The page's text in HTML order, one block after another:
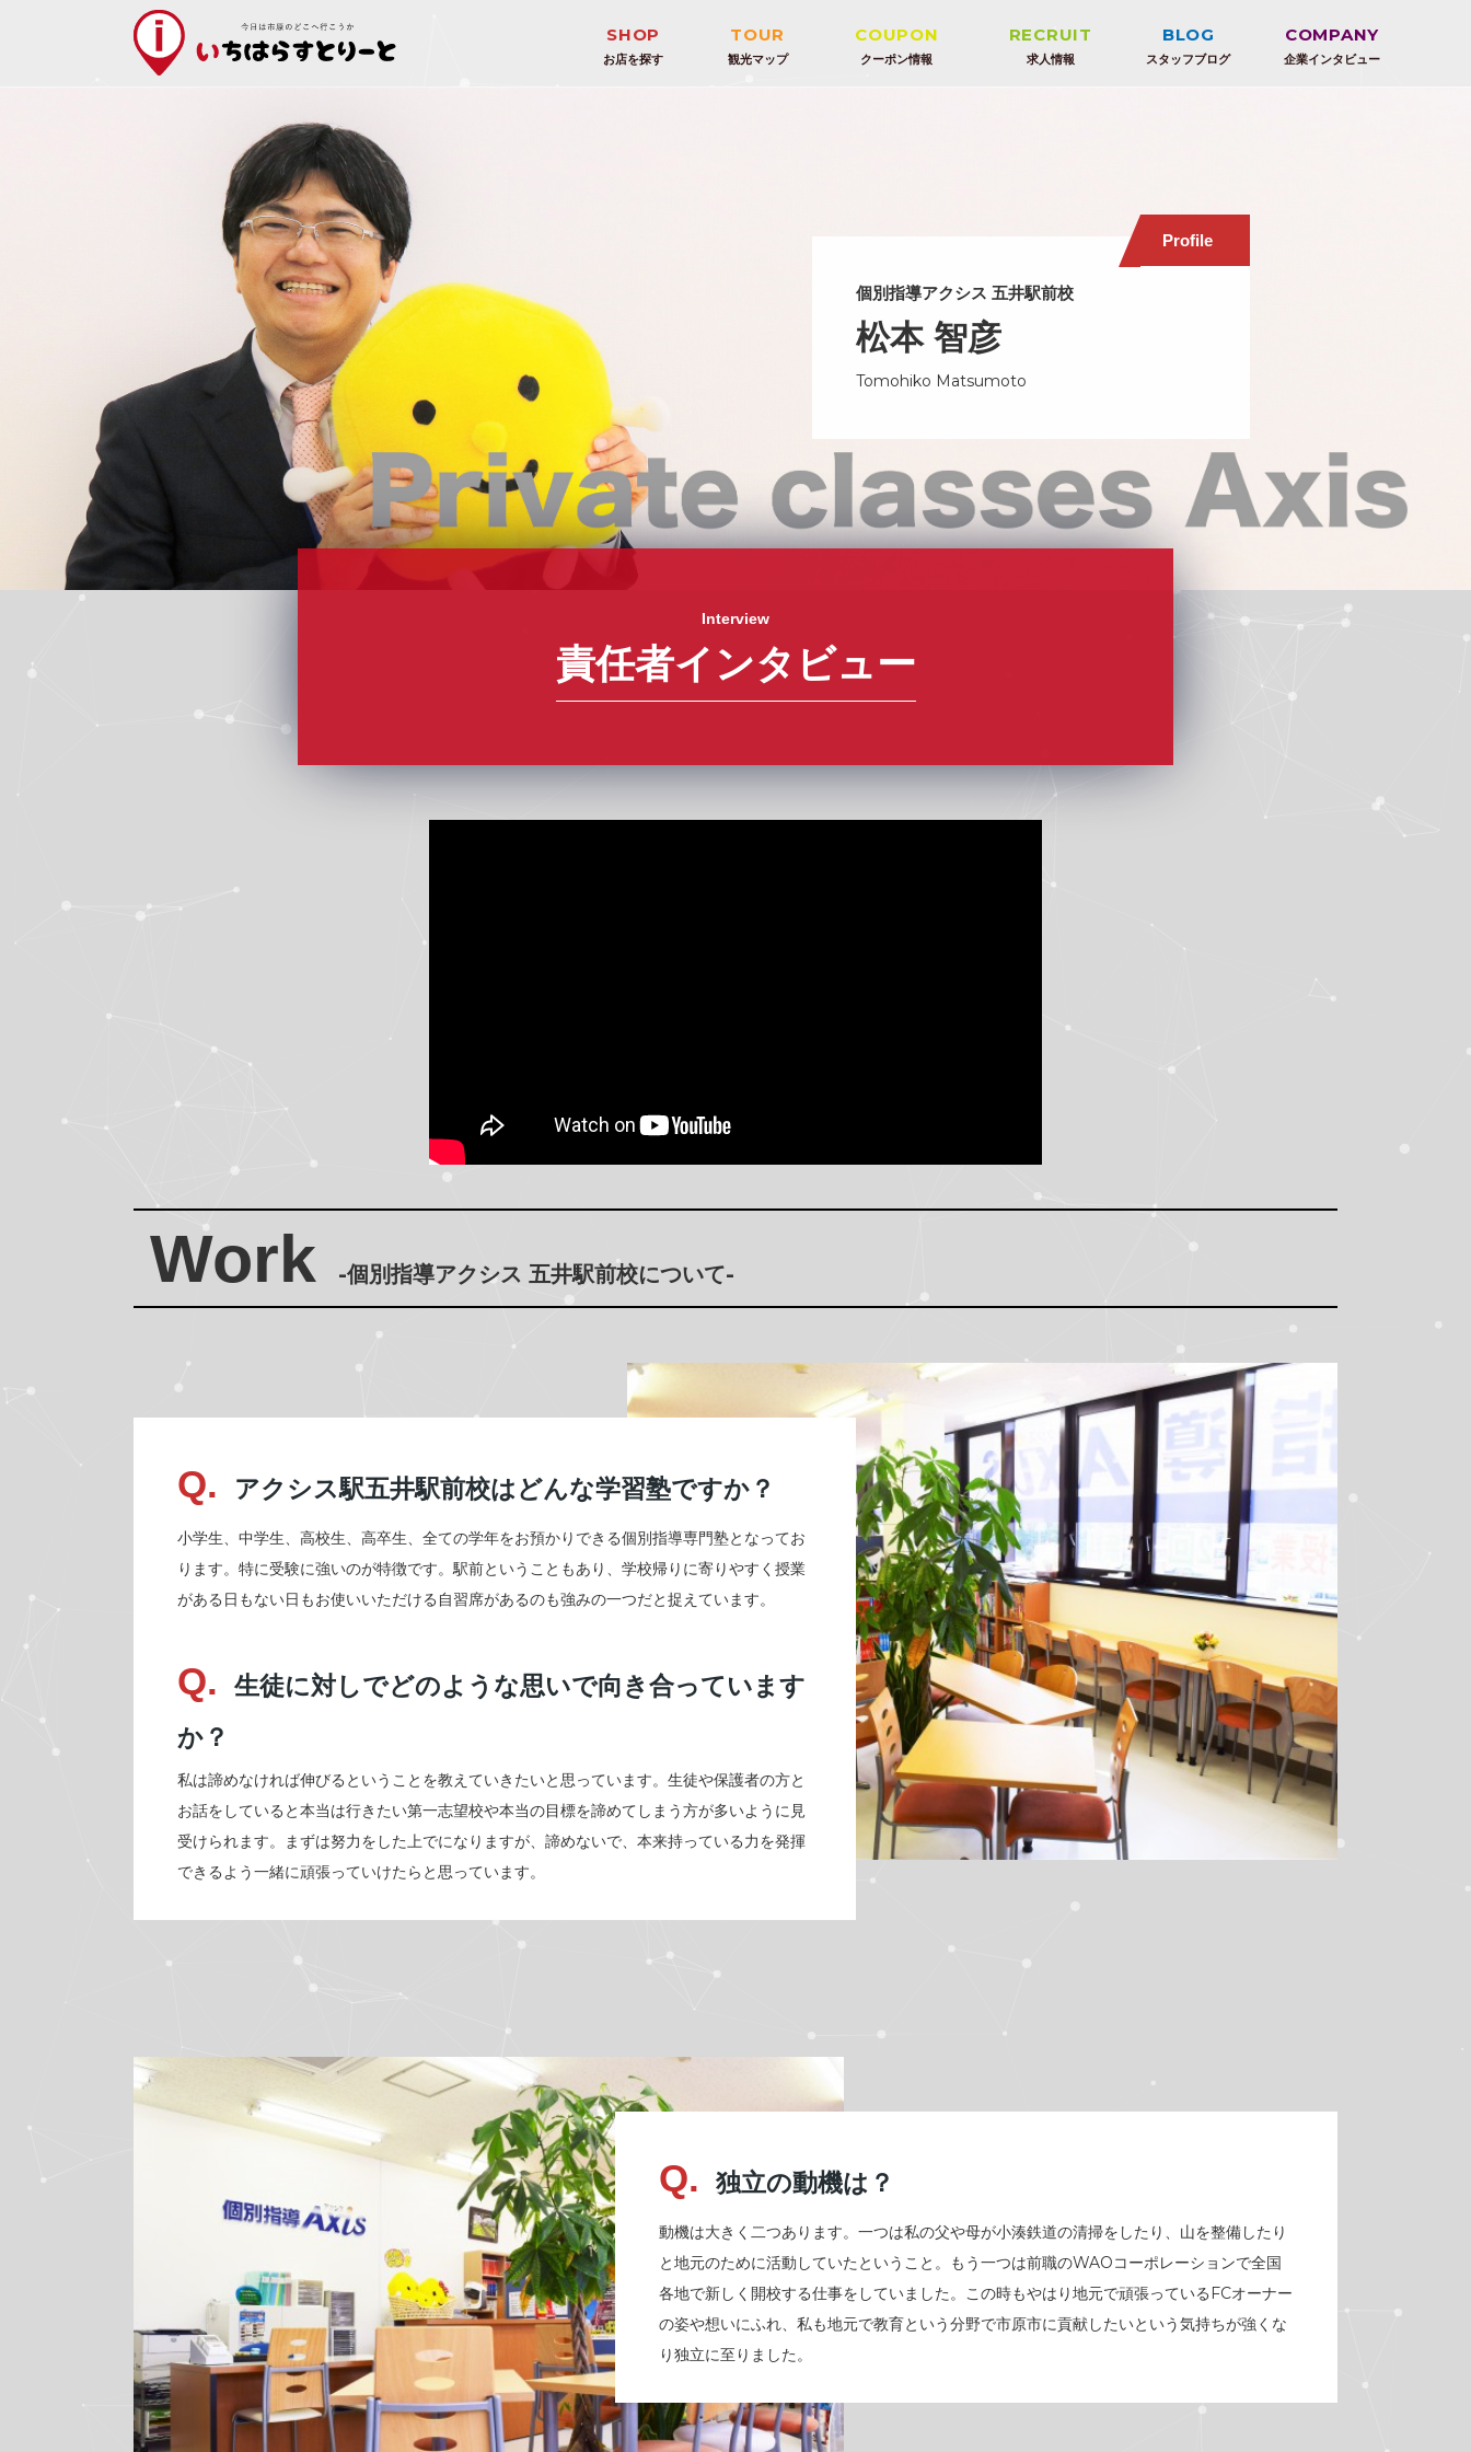
SHOP
お店を探す
生活
TOUR
観光マップ
石上菜の花畑
COUPON
クーポン情報
RECRUIT
求人情報
BLOG
スタッフブログ
COMPANY
企業インタビュー
Profile
個別指導アクシス 五井駅前校
松本 智彦
Tomohiko Matsumoto
Interview
責任者インタビュー
Work -個別指導アクシス 五井駅前校について-
Q. アクシス駅五井駅前校はどんな学習塾ですか？
小学生、中学生、高校生、高卒生、全ての学年をお預かりできる個別指導専門塾となってお
ります。特に受験に強いのが特徴です。駅前ということもあり、学校帰りに寄りやすく授業
がある日もない日もお使いいただける自習席があるのも強みの一つだと捉えています。
Q.
生徒に対しでどのような思いで向き合っています
か？
私は諦めなければ伸びるということを教えていきたいと思っています。生徒や保護者の方と
お話をしていると本当は行きたい第一志望校や本当の目標を諦めてしまう方が多いように見
受けられます。まずは努力をした上でになりますが、諦めないで、本来持っている力を発揮
できるよう一緒に頑張っていけたらと思っています。
Q. 独立の動機は？
動機は大きく二つあります。一つは私の父や母が小湊鉄道の清掃をしたり、山を整備したり
と地元のために活動していたということ。もう一つは前職のWAOコーポレーションで全国
各地で新しく開校する仕事をしていました。この時もやはり地元で頑張っているFCオーナー
の姿や想いにふれ、私も地元で教育という分野で市原市に貢献したいという気持ちが強くな
り独立に至りました。